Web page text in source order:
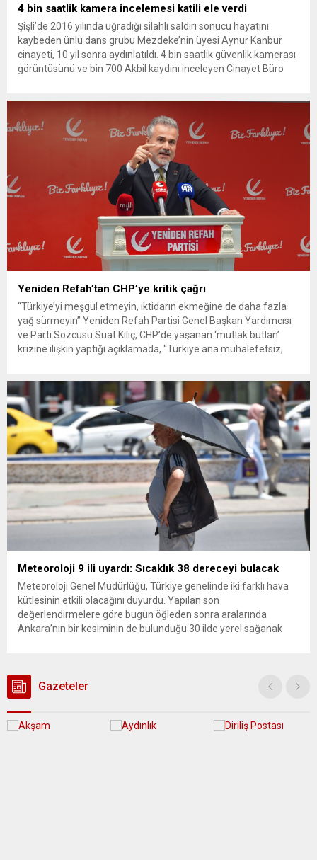
4 bin saatlik kamera incelemesi katili ele verdi
Şişli’de 2016 yılında uğradığı silahlı saldırı sonucu hayatını
kaybeden ünlü dans grubu Mezdeke’nin üyesi Aynur Kanbur
cinayeti, 10 yıl sonra aydınlatıldı. 4 bin saatlik güvenlik kamerası
görüntüsünü ve bin 700 Akbil kaydını inceleyen Cinayet Büro
Yeniden Refah’tan CHP’ye kritik çağrı
“Türkiye’yi meşgul etmeyin, iktidarın ekmeğine de daha fazla
yağ sürmeyin” Yeniden Refah Partisi Genel Başkan Yardımcısı
ve Parti Sözcüsü Suat Kılıç, CHP’de yaşanan ‘mutlak butlan’
krizine ilişkin yaptığı açıklamada, “Türkiye ana muhalefetsiz,
olun. Türkiye’yi...
Meteoroloji 9 ili uyardı: Sıcaklık 38 dereceyi bulacak
Meteoroloji Genel Müdürlüğü, Türkiye genelinde iki farklı hava
kütlesinin etkili olacağını duyurdu. Yapılan son
değerlendirmelere göre bugün öğleden sonra aralarında
Ankara’nın bir kesiminin de bulunduğu 30 ilde yerel sağanak
Gazeteler